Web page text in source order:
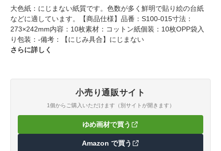
大色紙：にじまない紙質です。色数が多く鮮明で貼り絵の台紙
などに適しています。【商品仕様】品番：S100-015寸法：
273×242mm内容：10枚素材：コットン紙個装：10枚OPP袋入
り包装：-備考：【にじみ具合】にじまない
さらに詳しく
小売り通販サイト
1個からご購入いただけます（別サイトが開きます）
ゆめ画材で買う（新しいタブで開きます）
Amazon で買う（新しいタブで開きます）